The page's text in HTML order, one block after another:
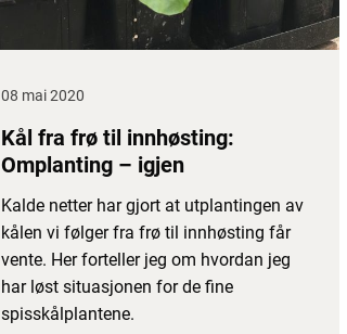
08 mai 2020
Kål fra frø til innhøsting:
Omplanting – igjen
Kalde netter har gjort at utplantingen av
kålen vi følger fra frø til innhøsting får
vente. Her forteller jeg om hvordan jeg
har løst situasjonen for de fine
spisskålplantene.